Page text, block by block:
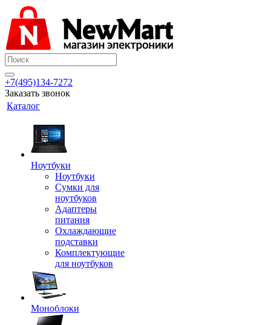
+7(495)134-7272
Заказать звонок
Каталог
Ноутбуки
Ноутбуки
Сумки для
ноутбуков
Адаптеры
питания
Охлаждающие
подставки
Комплектующие
для ноутбуков
Моноблоки